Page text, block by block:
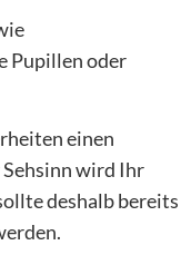
Pupillen oder
einen
wird Ihr
deshalb bereits